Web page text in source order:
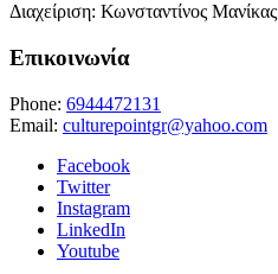
Διαχείριση: Κωνσταντίνος Μανίκας
Επικοινωνία
Phone: 6944472131
Email: culturepointgr@yahoo.com
Facebook
Twitter
Instagram
LinkedIn
Youtube